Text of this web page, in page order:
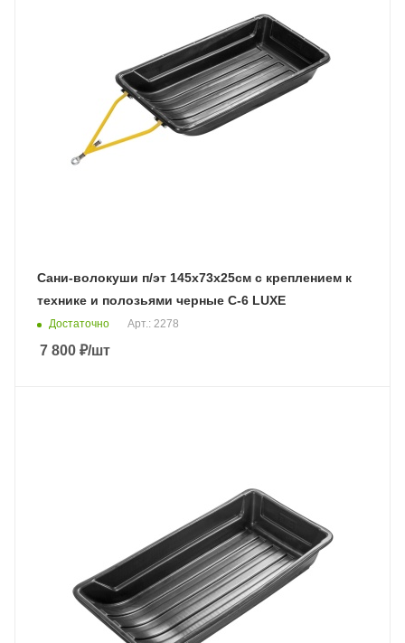
Сани-волокуши п/эт 145х73х25см с креплением к
технике и полозьями черные С-6 LUXE
Достаточно Арт.: 2278
7 800 ₽/шт